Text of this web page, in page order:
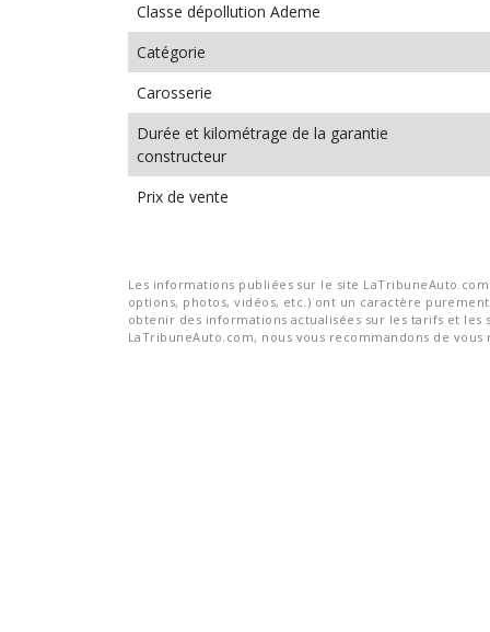
Classe dépollution Ademe
Catégorie
Carosserie
Durée et kilométrage de la garantie
constructeur
Prix de vente
Les informations publiées sur le site
options, photos, vidéos, etc.) ont un caractère
obtenir des informations actualisées sur les tarifs et
LaTribuneAuto.com, nous vous recommandons de